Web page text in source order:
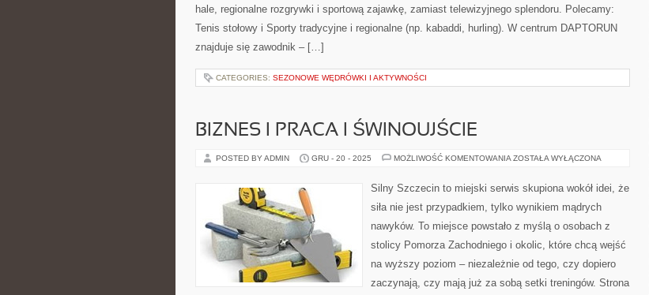
hale, regionalne rozgrywki i sportową zajawkę, zamiast telewizyjnego splendoru. Polecamy:
Tenis stołowy i Sporty tradycyjne i regionalne (np. kabaddi, hurling). W centrum DAPTORUN
znajduje się zawodnik – […]
CATEGORIES: SEZONOWE WĘDRÓWKI I AKTYWNOŚCI
BIZNES I PRACA I ŚWINOUJŚCIE
POSTED BY ADMIN GRU - 20 - 2025 MOŻLIWOŚĆ KOMENTOWANIA BIZNES
I
ŚWINOUJŚCIE
ZOSTAŁA WYŁĄCZONA
Silny Szczecin to miejski serwis skupiona wokół idei, że
siła nie jest przypadkiem, tylko wynikiem mądrych
nawyków. To miejsce powstało z myślą o osobach z
stolicy Pomorza Zachodniego i okolic, które chcą wejść
na wyższy poziom – niezależnie od tego, czy dopiero
zaczynają, czy mają już za sobą setki treningów. Strona